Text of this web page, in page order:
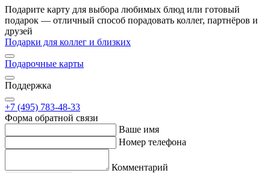
Подарите карту для выбора любимых блюд или готовый
подарок — отличный способ порадовать коллег, партнёров и
друзей
Подарки для коллег и близких
Подарочные карты
Поддержка
+7 (495) 783-48-33
Форма обратной связи
Ваше имя
Номер телефона
Комментарий